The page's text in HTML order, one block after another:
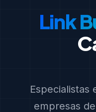
Link
Especialistas
empresas